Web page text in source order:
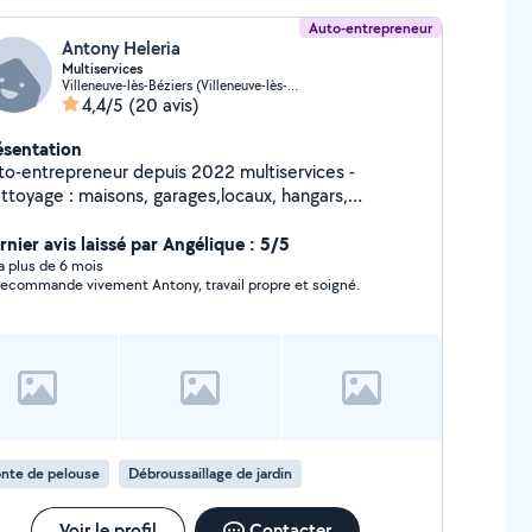
Auto-entrepreneur
Antony Heleria
Multiservices
Villeneuve-lès-Béziers (Villeneuve-lès-Béziers)
4,4/5 (20 avis)
entrepreneur depuis 2022 multiservices -
garages,locaux, hangars,
chantiers, véhicules... - Peintre : Intérieur,
dégâts des eaux, fer, bois... - Jardinier :
débroussaillage, abattage d'arbres, plantations,
avis laissé par Angélique : 5/5
plus de 6 mois
vivement Antony, travail propre et soigné.
de pelouse Débroussaillage de jardin